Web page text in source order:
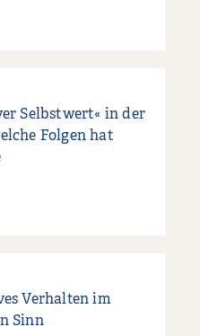
Selbstwert« in der
Folgen hat
Verhalten im
Sinn